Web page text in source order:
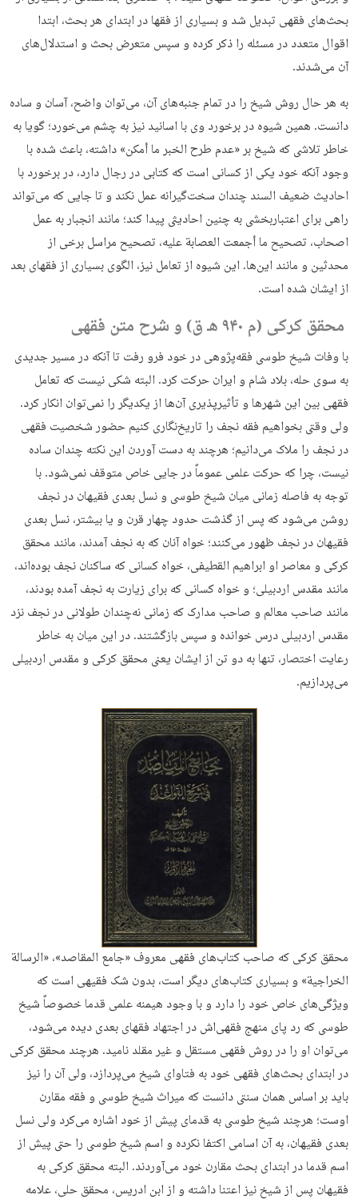
بحث‌های فقهی تبدیل شد و بسیاری از فقها در ابتدای هر بحث، ابتدا
اقوال متعدد در مسئله را ذکر کرده و سپس متعرض بحث و استدلال‌های
آن می‌شدند.
به هر حال روش شیخ را در تمام جنبه‌های آن، می‌توان واضح، آسان و ساده
دانست. همین شیوه در برخورد وی با اسانید نیز به چشم می‌خورد؛ گویا به
خاطر تلاشی که شیخ بر «عدم طرح الخبر ما أمکن» داشته، باعث شده با
وجود آنکه خود یکی از کسانی است که کتابی در رجال دارد، در برخورد با
احادیث ضعیف السند چندان سخت‌گیرانه عمل نکند و تا جایی که می‌تواند
راهی برای اعتباربخشی به چنین احادیثی پیدا کند؛ مانند انجبار به عمل
اصحاب، تصحیح ما أجمعت العصابة علیه، تصحیح مراسل برخی از
محدثین و مانند این‌ها. این شیوه از تعامل نیز، الگوی بسیاری از فقهای بعد
از ایشان شده است.
محقق کرکی (م ۹۴۰ هـ ق) و شرح متن فقهی
با وفات شیخ طوسی فقه‌پژوهی در خود فرو رفت تا آنکه در مسیر جدیدی
به سوی حله، بلاد شام و ایران حرکت کرد. البته شکی نیست که تعامل
فقهی بین این شهرها و تأثیرپذیری آن‌ها از یکدیگر را نمی‌توان انکار کرد.
ولی وقتی بخواهیم فقه نجف را تاریخ‌نگاری کنیم حضور شخصیت فقهی
در نجف را ملاک می‌دانیم؛ هرچند به دست آوردن این نکته چندان ساده
نیست، چرا که حرکت علمی عموماً در جایی خاص متوقف نمی‌شود. با
توجه به فاصله زمانی میان شیخ طوسی و نسل بعدی فقیهان در نجف
روشن می‌شود که پس از گذشت حدود چهار قرن و یا بیشتر، نسل بعدی
فقیهان در نجف ظهور می‌کنند؛ خواه آنان که به نجف آمدند، مانند محقق
کرکی و معاصر او ابراهیم القطیفی، خواه کسانی که ساکنان نجف بوده‌اند،
مانند مقدس اردبیلی؛ و خواه کسانی که برای زیارت به نجف آمده بودند،
مانند صاحب معالم و صاحب مدارک که زمانی نه‌چندان طولانی در نجف نزد
مقدس اردبیلی درس خوانده و سپس بازگشتند. در این میان به خاطر
رعایت اختصار، تنها به دو تن از ایشان یعنی محقق کرکی و مقدس اردبیلی
می‌پردازیم.
محقق کرکی که صاحب کتاب‌های فقهی معروف «جامع المقاصد»، «الرسالة
الخراجیة» و بسیاری کتاب‌های دیگر است، بدون شک فقیهی است که
ویژگی‌های خاص خود را دارد و با وجود هیمنه علمی قدما خصوصاً شیخ
طوسی که رد پای منهج فقهی‌اش در اجتهاد فقهای بعدی دیده می‌شود،
می‌توان او را در روش فقهی مستقل و غیر مقلد نامید. هرچند محقق کرکی
در ابتدای بحث‌های فقهی خود به فتاوای شیخ می‌پردازد، ولی آن را نیز
باید بر اساس همان سنتی دانست که میراث شیخ طوسی و فقه مقارن
اوست؛ هرچند شیخ طوسی به قدمای پیش از خود اشاره می‌کرد ولی نسل
بعدی فقیهان، به آن اسامی اکتفا نکرده و اسم شیخ طوسی را حتی پیش از
اسم قدما در ابتدای بحث مقارن خود می‌آوردند. البته محقق کرکی به
فقیهان پس از شیخ نیز اعتنا داشته و از ابن ادریس، محقق حلی، علامه